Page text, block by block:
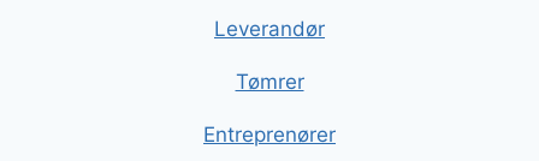
Leverandør
Tømrer
Entreprenører